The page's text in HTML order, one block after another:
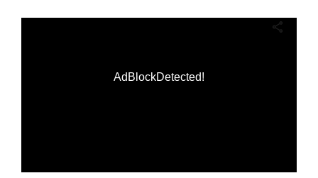
AdBlockDetected!